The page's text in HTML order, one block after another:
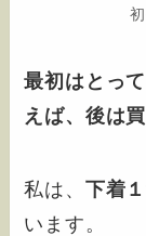
最初はとっ
えば、後は
私は、 下着
います。